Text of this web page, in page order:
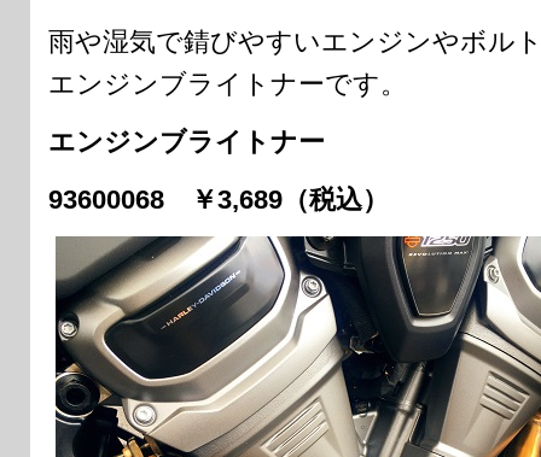
雨や湿気で錆びやすいエンジンやボル
エンジンブライトナーです。
エンジンブライトナー
93600068 ￥3,689（税込）